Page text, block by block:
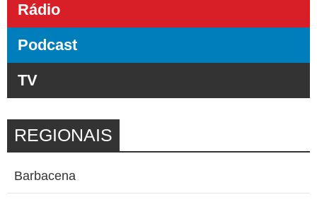
Rádio
Podcast
TV
REGIONAIS
Barbacena